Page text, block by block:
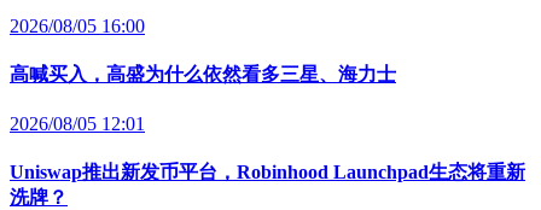
2026/08/05 16:00
高喊买入，高盛为什么依然看多三星、海力士
2026/08/05 12:01
Uniswap推出新发币平台，Robinhood Launchpad生态将重新
洗牌？